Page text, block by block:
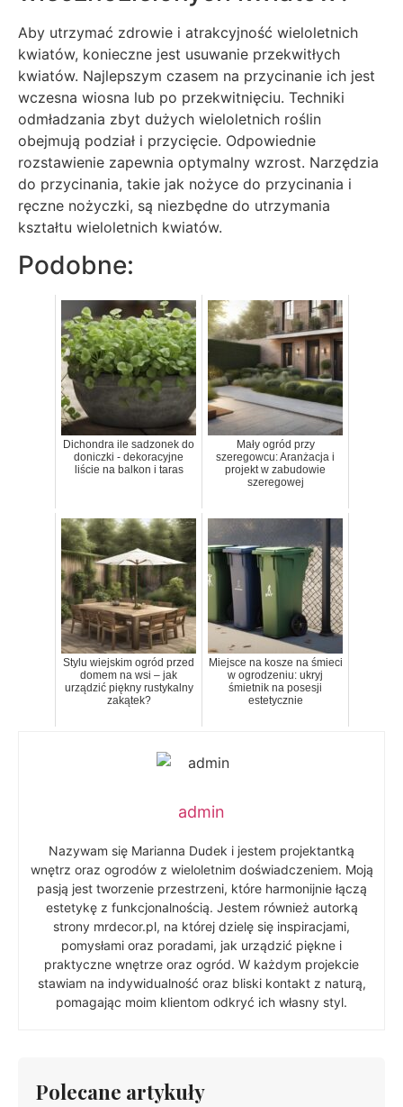
Aby utrzymać zdrowie i atrakcyjność wieloletnich
kwiatów, konieczne jest usuwanie przekwitłych
kwiatów. Najlepszym czasem na przycinanie ich jest
wczesna wiosna lub po przekwitnięciu. Techniki
odmładzania zbyt dużych wieloletnich roślin
obejmują podział i przycięcie. Odpowiednie
rozstawienie zapewnia optymalny wzrost. Narzędzia
do przycinania, takie jak nożyce do przycinania i
ręczne nożyczki, są niezbędne do utrzymania
kształtu wieloletnich kwiatów.
Podobne:
Dichondra ile sadzonek do
doniczki - dekoracyjne
liście na balkon i taras
Mały ogród przy
szeregowcu: Aranżacja i
projekt w zabudowie
szeregowej
Stylu wiejskim ogród przed
domem na wsi – jak
urządzić piękny rustykalny
zakątek?
Miejsce na kosze na śmieci
w ogrodzeniu: ukryj
śmietnik na posesji
estetycznie
admin
Nazywam się Marianna Dudek i jestem projektantką
wnętrz oraz ogrodów z wieloletnim doświadczeniem. Moją
pasją jest tworzenie przestrzeni, które harmonijnie łączą
estetykę z funkcjonalnością. Jestem również autorką
strony mrdecor.pl, na której dzielę się inspiracjami,
pomysłami oraz poradami, jak urządzić piękne i
praktyczne wnętrze oraz ogród. W każdym projekcie
stawiam na indywidualność oraz bliski kontakt z naturą,
pomagając moim klientom odkryć ich własny styl.
Polecane artykuły